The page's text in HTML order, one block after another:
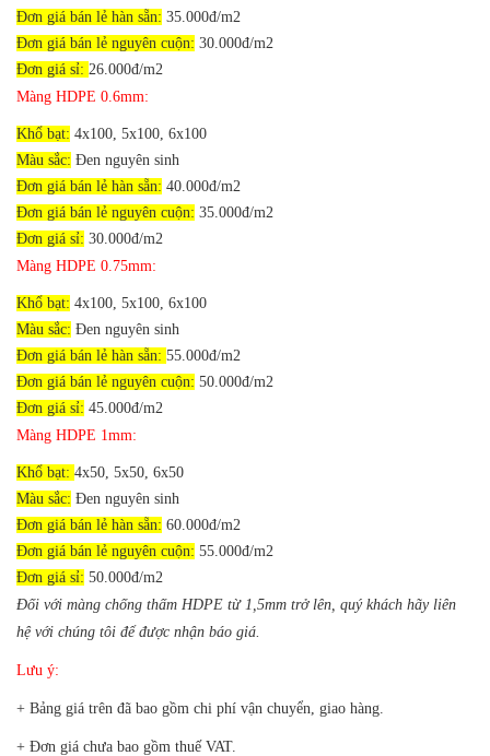
Đơn giá bán lẻ hàn sẵn: 35.000đ/m2
Đơn giá bán lẻ nguyên cuộn: 30.000đ/m2
Đơn giá sỉ: 26.000đ/m2
Màng HDPE 0.6mm:
Khổ bạt: 4x100, 5x100, 6x100
Màu sắc: Đen nguyên sinh
Đơn giá bán lẻ hàn sẵn: 40.000đ/m2
Đơn giá bán lẻ nguyên cuộn: 35.000đ/m2
Đơn giá sỉ: 30.000đ/m2
Màng HDPE 0.75mm:
Khổ bạt: 4x100, 5x100, 6x100
Màu sắc: Đen nguyên sinh
Đơn giá bán lẻ hàn sẵn: 55.000đ/m2
Đơn giá bán lẻ nguyên cuộn: 50.000đ/m2
Đơn giá sỉ: 45.000đ/m2
Màng HDPE 1mm:
Khổ bạt: 4x50, 5x50, 6x50
Màu sắc: Đen nguyên sinh
Đơn giá bán lẻ hàn sẵn: 60.000đ/m2
Đơn giá bán lẻ nguyên cuộn: 55.000đ/m2
Đơn giá sỉ: 50.000đ/m2
Đối với màng chống thấm HDPE từ 1,5mm trở lên, quý khách hãy liên
hệ với chúng tôi để được nhận báo giá.
Lưu ý:
+ Bảng giá trên đã bao gồm chi phí vận chuyển, giao hàng.
+ Đơn giá chưa bao gồm thuế VAT.